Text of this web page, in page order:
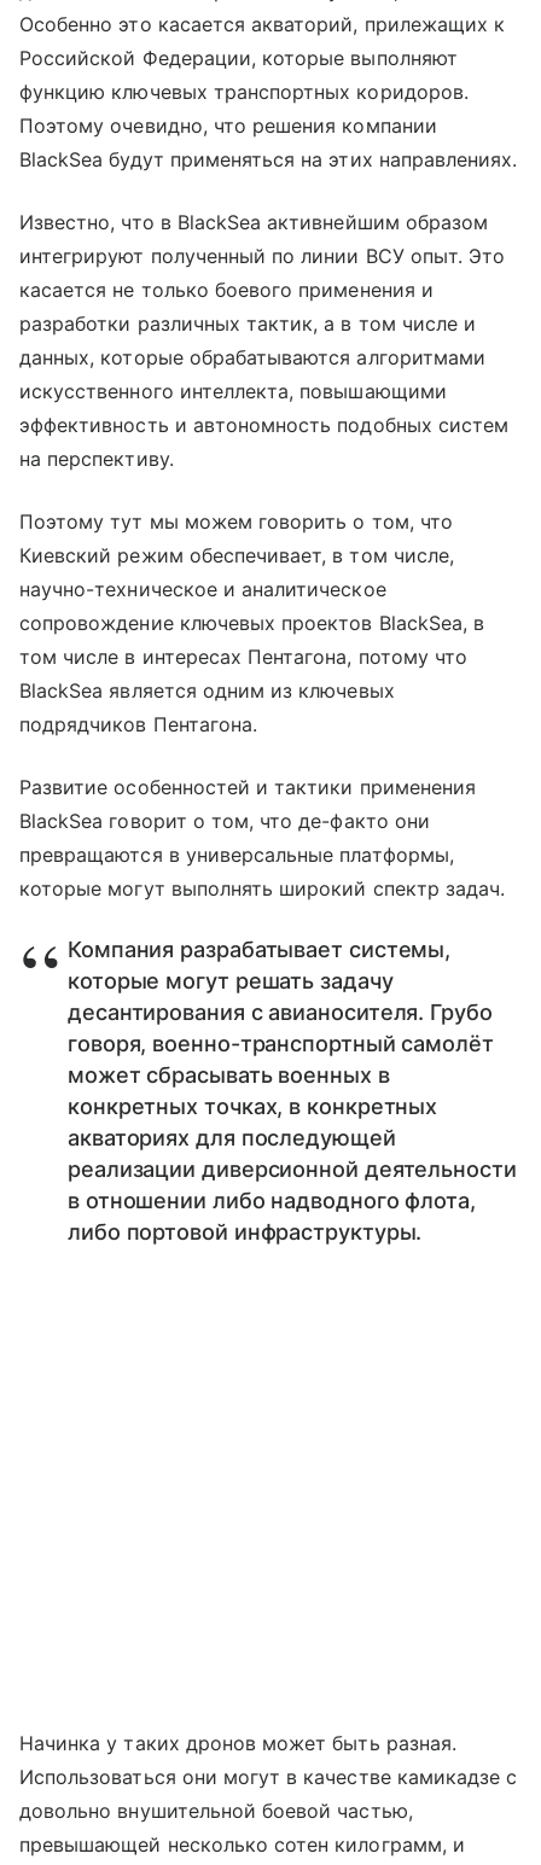
Особенно это касается акваторий, прилежащих к
Российской Федерации, которые выполняют
функцию ключевых транспортных коридоров.
Поэтому очевидно, что решения компании
BlackSea будут применяться на этих направлениях.
Известно, что в BlackSea активнейшим образом
интегрируют полученный по линии ВСУ опыт. Это
касается не только боевого применения и
разработки различных тактик, а в том числе и
данных, которые обрабатываются алгоритмами
искусственного интеллекта, повышающими
эффективность и автономность подобных систем
на перспективу.
Поэтому тут мы можем говорить о том, что
Киевский режим обеспечивает, в том числе,
научно-техническое и аналитическое
сопровождение ключевых проектов BlackSea, в
том числе в интересах Пентагона, потому что
BlackSea является одним из ключевых
подрядчиков Пентагона.
Развитие особенностей и тактики применения
BlackSea говорит о том, что де-факто они
превращаются в универсальные платформы,
которые могут выполнять широкий спектр задач.
Компания разрабатывает системы,
которые могут решать задачу
десантирования с авианосителя. Грубо
говоря, военно-транспортный самолёт
может сбрасывать военных в
конкретных точках, в конкретных
акваториях для последующей
реализации диверсионной деятельности
в отношении либо надводного флота,
либо портовой инфраструктуры.
Начинка у таких дронов может быть разная.
Использоваться они могут в качестве камикадзе с
довольно внушительной боевой частью,
превышающей несколько сотен килограмм, и